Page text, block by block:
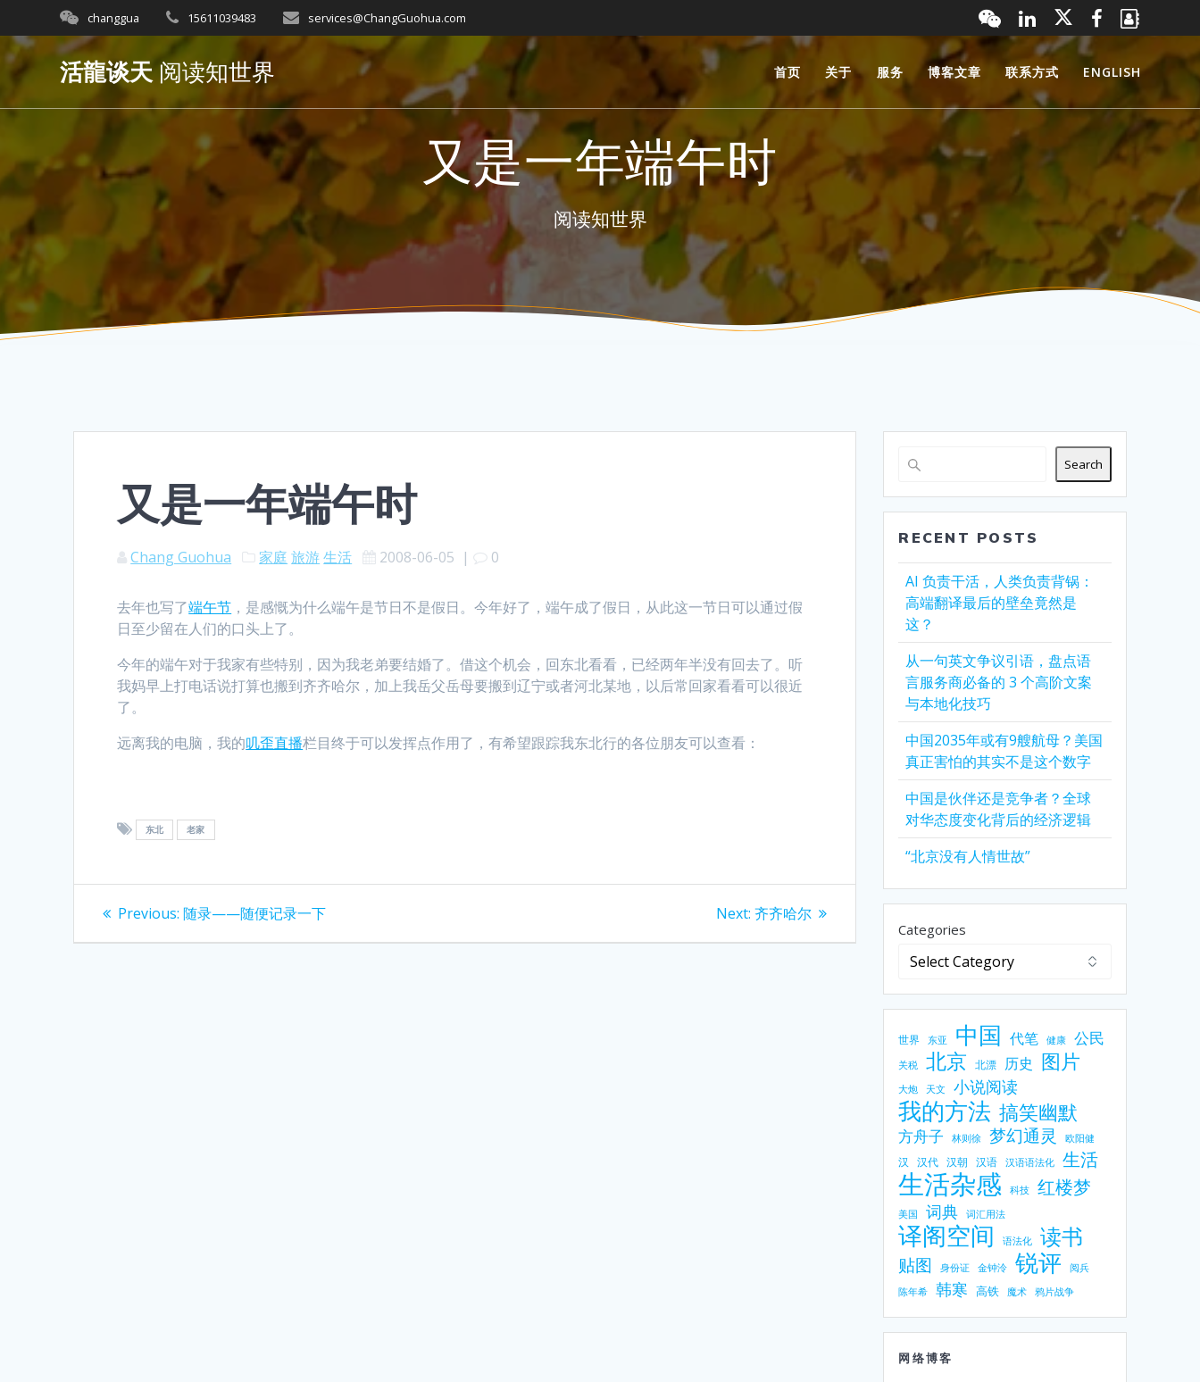
to
content
changgua 15611039483 services@ChangGuohua.com
活龍谈天阅读知世界 首页 关于 服务 博客文章 联系方式 ENGLISH
又是一年端午时
阅读知世界
又是一年端午时
Chang Guohua 家庭 旅游生活 2008-06-05 | 0
去年也写了端午节 ，是感慨为什么端午是节日不是假日。今年好了，端午成了假日，从此这一节日可以通过假
日至少留在人们的口头上了。
今年的端午对于我家有些特别，因为我老弟要结婚了。借这个机会，回东北看看，已经两年半没有回去了。听
我妈早上打电话说打算也搬到齐齐哈尔，加上我岳父岳母要搬到辽宁或者河北某地，以后常回家看看可以很近
了。
远离我的电脑，我的叽歪直播栏目终于可以发挥点作用了，有希望跟踪我东北行的各位朋友可以查看：
东北 老家
Post
navigation
Previous: Previous
随录——随便记录一下 Next: Next
齐齐哈尔
Search
RECENT POSTS
AI 负责干活，人类负责背锅：
高端翻译最后的壁垒竟然是
这？
从一句英文争议引语，盘点语
言服务商必备的 3 个高阶文案
与本地化技巧
中国2035年或有9艘航母？美国
真正害怕的其实不是这个数字
中国是伙伴还是竞争者？全球
对华态度变化背后的经济逻辑
“北京没有人情世故”
Categories
世界 东亚 中国 代笔 健康 公民
关税 北京 北漂 历史 图片
大炮 天文 小说阅读
我的方法 搞笑幽默
方舟子 林则徐 梦幻通灵 欧阳健
汉 汉代 汉朝 汉语 汉语语法化 生活
生活杂感 科技 红楼梦
美国 词典 词汇用法
译阁空间 语法化 读书
贴图 身份证 金钟泠 锐评
阅兵
陈年希
韩寒 高铁 魔术 鸦片战争
网络博客